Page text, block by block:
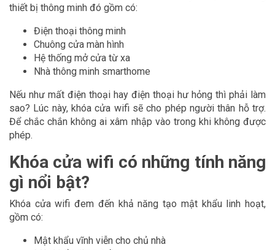
thiết bị thông minh đó gồm có:
Điện thoại thông minh
Chuông cửa màn hình
Hệ thống mở cửa từ xa
Nhà thông minh smarthome
Nếu như mất điện thoại hay điện thoại hư hỏng thì phải làm
sao? Lúc này, khóa cửa wifi sẽ cho phép người thân hỗ trợ.
Để chắc chắn không ai xâm nhập vào trong khi không được
phép.
Khóa cửa wifi có những tính năng
gì nổi bật?
Khóa cửa wifi đem đến khả năng tạo mật khẩu linh hoạt,
gồm có:
Mật khẩu vĩnh viễn cho chủ nhà